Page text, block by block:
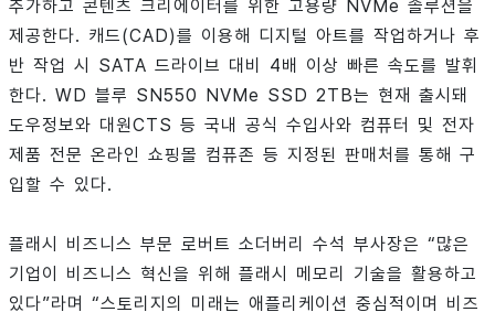
추가하고 콘텐츠 크리에이터를 위한 고용량 NVMe 솔루션을
제공한다. 캐드(CAD)를 이용해 디지털 아트를 작업하거나 후
반 작업 시 SATA 드라이브 대비 4배 이상 빠른 속도를 발휘
한다. WD 블루 SN550 NVMe SSD 2TB는 현재 출시돼
도우정보와 대원CTS 등 국내 공식 수입사와 컴퓨터 및 전자
제품 전문 온라인 쇼핑몰 컴퓨존 등 지정된 판매처를 통해 구
입할 수 있다.
플래시 비즈니스 부문 로버트 소더버리 수석 부사장은 “많은
기업이 비즈니스 혁신을 위해 플래시 메모리 기술을 활용하고
있다”라며 “스토리지의 미래는 애플리케이션 중심적이며 비즈